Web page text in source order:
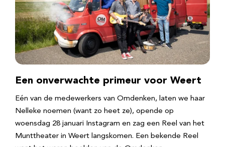
Een onverwachte primeur voor Weert
Eén van de medewerkers van Omdenken, laten we haar
Nelleke noemen (want zo heet ze), opende op
woensdag 28 januari Instagram en zag een Reel van het
Munttheater in Weert langskomen. Een bekende Reel